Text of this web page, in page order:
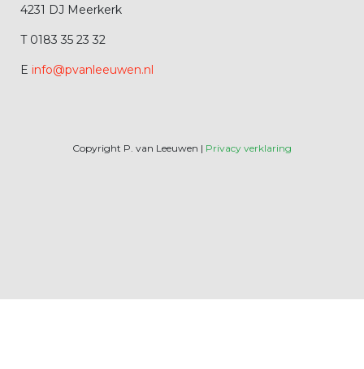
4231 DJ Meerkerk
T 0183 35 23 32
E info@pvanleeuwen.nl
Copyright P. van Leeuwen | Privacy verklaring